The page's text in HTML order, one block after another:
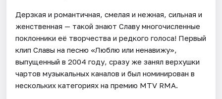
Дерзкая и романтичная, смелая и нежная, сильная и
женственная — такой знают Славу многочисленные
поклонники её творчества и редкого голоса! Первый
клип Славы на песню «Люблю или ненавижу»,
выпущенный в 2004 году, сразу же занял верхушки
чартов музыкальных каналов и был номинирован в
нескольких категориях на премию MTV RMA.